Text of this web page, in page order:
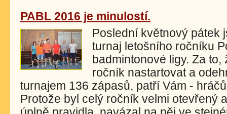
PABL 2016 je minulostí.
Poslední květnový pátek
turnaj letošního ročníku
badmintonové ligy. Za
ročník nastartovat a
turnajem 136 zápasů, patří Vám -
Protože byl celý ročník velmi otevřený